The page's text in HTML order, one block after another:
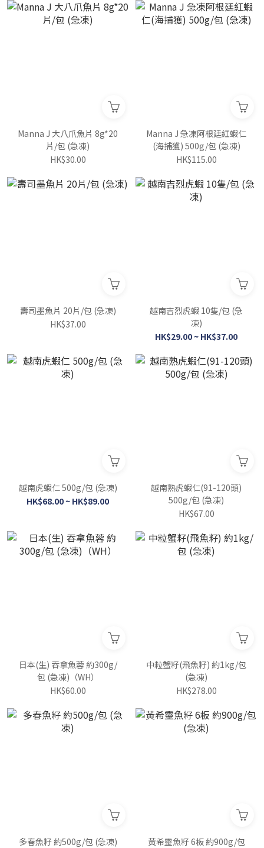
Manna J 大八爪魚片 8g*20
片/包 (急凍)
HK$30.00
Manna J 急凍阿根廷紅蝦仁
(海捕獲) 500g/包 (急凍)
HK$115.00
壽司墨魚片 20片/包 (急凍)
HK$37.00
越南吉烈虎蝦 10隻/包 (急
凍)
HK$29.00 ~ HK$37.00
越南虎蝦仁 500g/包 (急凍)
HK$68.00 ~ HK$89.00
越南熟虎蝦仁(91-120頭)
500g/包 (急凍)
HK$67.00
日本(生) 吞拿魚蓉 約300g/
包 (急凍)（WH）
HK$60.00
中粒蟹籽(飛魚籽) 約1kg/包
(急凍)
HK$278.00
多春魚籽 約500g/包 (急凍) 黃希靈魚籽 6板 約900g/包